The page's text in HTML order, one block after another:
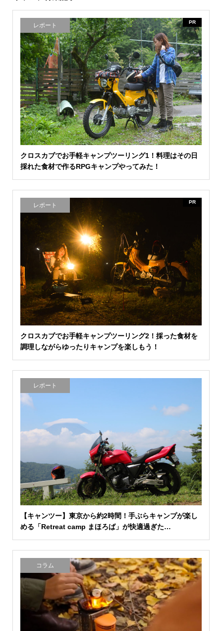
レポート PR
クロスカブでお手軽キャンプツーリング1！料理はその日
採れた食材で作るRPGキャンプやってみた！
レポート PR
クロスカブでお手軽キャンプツーリング2！採った食材を
調理しながらゆったりキャンプを楽しもう！
レポート
【キャンツー】東京から約2時間！手ぶらキャンプが楽し
める「Retreat camp まほろば」が快適過ぎた…
コラム